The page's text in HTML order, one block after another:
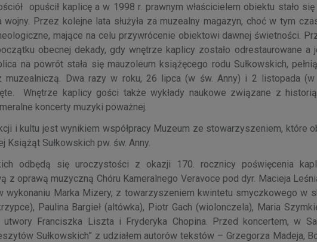
opuścił kaplicę a w 1998 r. prawnym właścicielem obiektu stało
Przez kolejne lata służyła za muzealny magazyn, choć w tym
mające na celu przywrócenie obiektowi dawnej świetności.
obecnej dekady, gdy wnętrze kaplicy zostało odrestaurowane a
na powrót stała się mauzoleum książęcego rodu Sułkowskich,
muzealniczą. Dwa razy w roku, 26 lipca (w św. Anny) i 2 listopada
Wnętrze kaplicy gości także wykłady naukowe związane z
koncerty muzyki poważnej.
i kultu jest wynikiem współpracy Muzeum ze stowarzyszeniem, które
Sułkowskich pw. św. Anny.
odbędą się uroczystości z okazji 170. rocznicy poświęcenia
oprawą muzyczną Chóru Kameralnego Veravoce pod dyr. Macieja
wykonaniu Marka Mizery, z towarzyszeniem kwintetu smyczkowego w
Paulina Bargieł (altówka), Piotr Gach (wiolonczela), Maria
Franciszka Liszta i Fryderyka Chopina. Przed koncertem, w
Sułkowskich” z udziałem autorów tekstów – Grzegorza Madeja,